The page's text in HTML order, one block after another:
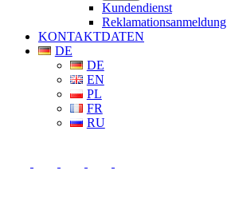
Kundendienst
Reklamationsanmeldung
KONTAKTDATEN
DE
DE
EN
PL
FR
RU